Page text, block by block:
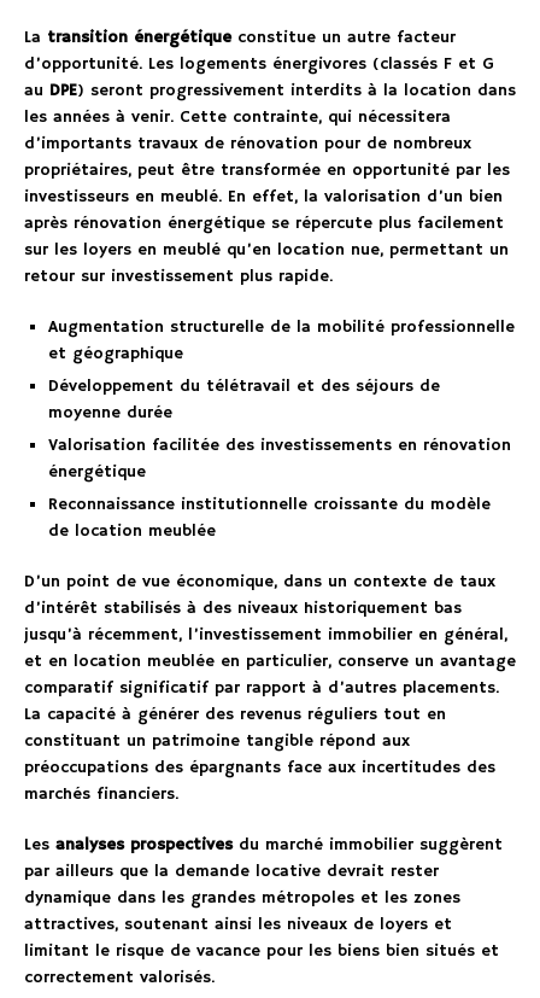
La transition énergétiqueconstitue un autre facteur
d’opportunité. Les logements énergivores (classés F et G
au DPE) seront progressivement interdits à la location dans
les années à venir. Cette contrainte, qui nécessitera
d’importants travaux de rénovation pour de nombreux
propriétaires, peut être transformée en opportunité par les
investisseurs en meublé. En effet, la valorisation d’un bien
après rénovation énergétique se répercute plus facilement
sur les loyers en meublé qu’en location nue, permettant un
retour sur investissement plus rapide.
Augmentation structurelle de la mobilité professionnelle
et géographique
Développement du télétravail et des séjours de
moyenne durée
Valorisation facilitée des investissements en rénovation
énergétique
Reconnaissance institutionnelle croissante du modèle
de location meublée
D’un point de vue économique, dans un contexte de taux
d’intérêt stabilisés à des niveaux historiquement bas
jusqu’à récemment, l’investissement immobilier en général,
et en location meublée en particulier, conserve un avantage
comparatif significatif par rapport à d’autres placements.
La capacité à générer des revenus réguliers tout en
constituant un patrimoine tangible répond aux
préoccupations des épargnants face aux incertitudes des
marchés financiers.
Les analyses prospectivesdu marché immobilier suggèrent
par ailleurs que la demande locative devrait rester
dynamique dans les grandes métropoles et les zones
attractives, soutenant ainsi les niveaux de loyers et
limitant le risque de vacance pour les biens bien situés et
correctement valorisés.